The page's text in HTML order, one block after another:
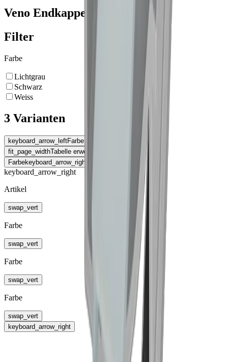
Veno Endkappe
Filter
Farbe
Lichtgrau
Schwarz
Weiss
3 Varianten
keyboard_arrow_leftFarbe
fit_page_widthTabelle erweitern
Farbekeyboard_arrow_right
keyboard_arrow_right
Artikel
swap_vert
Farbe
swap_vert
Farbe
swap_vert
Farbe
swap_vert
keyboard_arrow_right